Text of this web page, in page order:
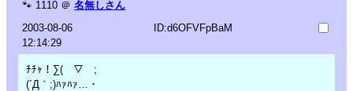
🐾 1110 ＠ 名無しさん
2003-08-06
12:14:29
ID:d6OFVFpBaM
ﾁﾁｬ！∑(￣▽￣;
(´Д｀;)ﾊｧﾊｧ…・